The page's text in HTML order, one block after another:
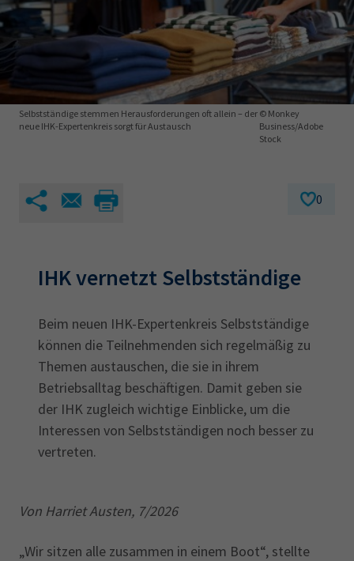
Leichte Sprache
IHK regional
Karriere
EN
AdA
Prüfungstermine
Wirtschaftsfachwirt
34f
Negativerklärung
Sachkundeprüfung
Berichtsheft
AEVO
34i
Betriebswirt Prüfbericht
Selbstständige stemmen Herausforderungen oft allein – der
neue IHK-Expertenkreis sorgt für Austausch
© Monkey
Business/Adobe
Stock
0
IHK vernetzt Selbstständige
Beim neuen IHK-Expertenkreis Selbstständige
können die Teilnehmenden sich regelmäßig zu
Themen austauschen, die sie in ihrem
Betriebsalltag beschäftigen. Damit geben sie
der IHK zugleich wichtige Einblicke, um die
Interessen von Selbstständigen noch besser zu
vertreten.
Von Harriet Austen, 7/2026
„Wir sitzen alle zusammen in einem Boot“, stellte